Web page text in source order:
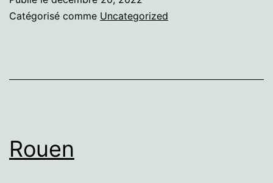
Catégorisé comme Uncategorized
Rouen